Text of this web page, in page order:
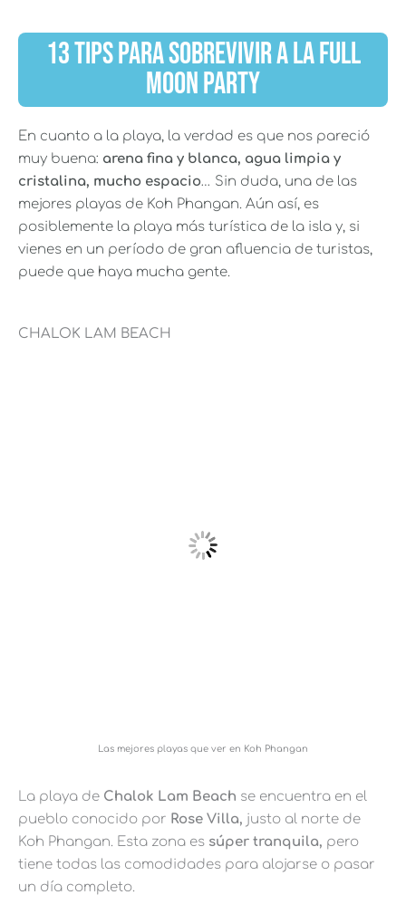
13 TIPS PARA SOBREVIVIR A LA FULL
MOON PARTY
En cuanto a la playa, la verdad es que nos pareció
muy buena: arena fina y blanca, agua limpia y
cristalina, mucho espacio… Sin duda, una de las
mejores playas de Koh Phangan. Aún así, es
posiblemente la playa más turística de la isla y, si
vienes en un período de gran afluencia de turistas,
puede que haya mucha gente.
CHALOK LAM BEACH
Las mejores playas que ver en Koh Phangan
La playa de Chalok Lam Beach se encuentra en el
pueblo conocido por Rose Villa, justo al norte de
Koh Phangan. Esta zona es súper tranquila, pero
tiene todas las comodidades para alojarse o pasar
un día completo.